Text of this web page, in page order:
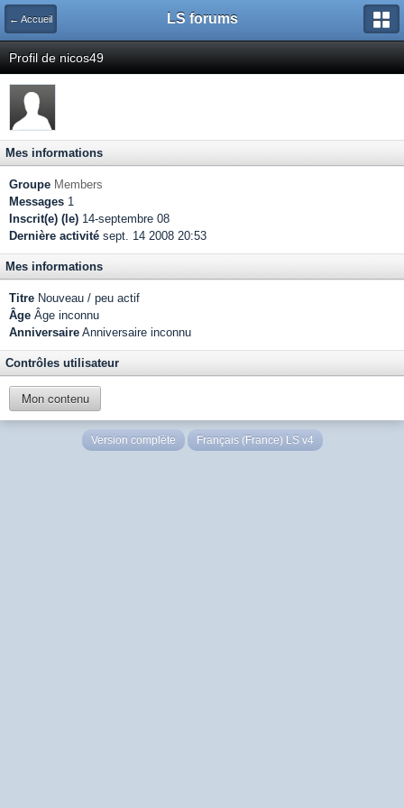
← Accueil LS forums
Profil de nicos49
Mes informations
Groupe Members
Messages 1
Inscrit(e) (le) 14-septembre 08
Dernière activité sept. 14 2008 20:53
Mes informations
Titre Nouveau / peu actif
Âge Âge inconnu
Anniversaire Anniversaire inconnu
Contrôles utilisateur
Mon contenu
Version complète Français (France) LS v4